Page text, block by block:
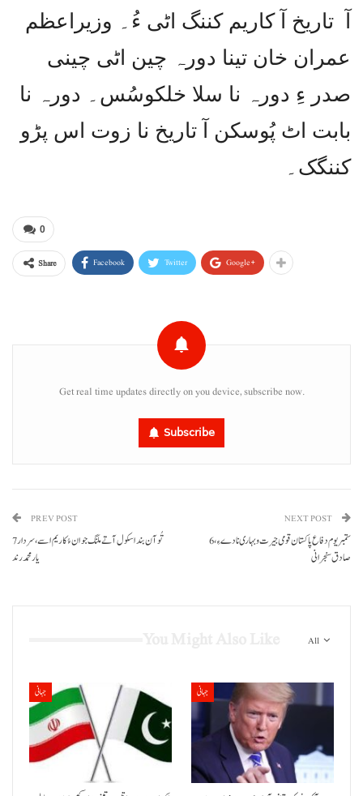
آ تاریخ آ کاریم کننگ اٹی ءُ۔ وزیراعظم
عمران خان تینا دورہ چین اٹی چینی
صدر ءِ دورہ نا سلا خلکوسُس۔ دورہ نا
بابت اٹ پُوسکن آ تاریخ نا زوت اس پڑو
کننگک۔
0
Share Facebook Twitter Google+
Get real time updates directly on you device, subscribe now.
Subscribe
PREV POST
7 تُو آن بند اسکول آتے ملنگ جوان ءُ کاریم اسے، سردار
یار محمد رند
NEXT POST
6 ستمبریوم دفاع پاکستان قومی جیرت و بہاری نا دے ءِ،
صادق سنجرانی
All
جہانی جہانی